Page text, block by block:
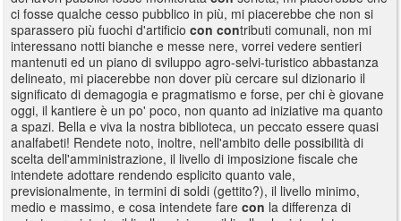
ci fosse qualche cesso pubblico in più, mi piacerebbe che non si
sparassero più fuochi d'artificio con contributi comunali, non mi
interessano notti bianche e messe nere, vorrei vedere sentieri
mantenuti ed un piano di sviluppo agro-selvi-turistico abbastanza
delineato, mi piacerebbe non dover più cercare sul dizionario il
significato di demagogia e pragmatismo e forse, per chi è giovane
oggi, il kantiere è un po' poco, non quanto ad iniziative ma quanto
a spazi. Bella e viva la nostra biblioteca, un peccato essere quasi
analfabeti! Rendete noto, inoltre, nell'ambito delle possibilità di
scelta dell'amministrazione, il livello di imposizione fiscale che
intendete adottare rendendo esplicito quanto vale,
previsionalmente, in termini di soldi (gettito?), il livello minimo,
medio e massimo, e cosa intendete fare con la differenza di